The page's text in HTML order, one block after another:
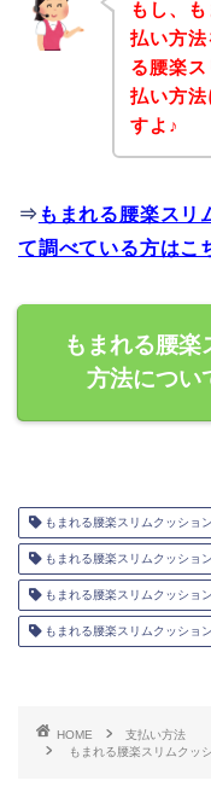
もし、
払い方
る腰楽
払い方
すよ♪
⇒ もまれる腰楽スリ
て調べている方はこ
もまれる腰
方法につい
もまれる腰楽スリムクッショ
もまれる腰楽スリムクッション
もまれる腰楽スリムクッショ
もまれる腰楽スリムクッショ
HOME
支払い方法
もまれる腰楽スリムクッ